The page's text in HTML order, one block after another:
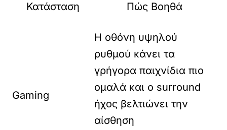
Κατάσταση Πώς Βοηθά
Gaming
Η οθόνη υψηλού
ρυθμού κάνει τα
γρήγορα παιχνίδια πιο
ομαλά και ο surround
ήχος βελτιώνει την
αίσθηση